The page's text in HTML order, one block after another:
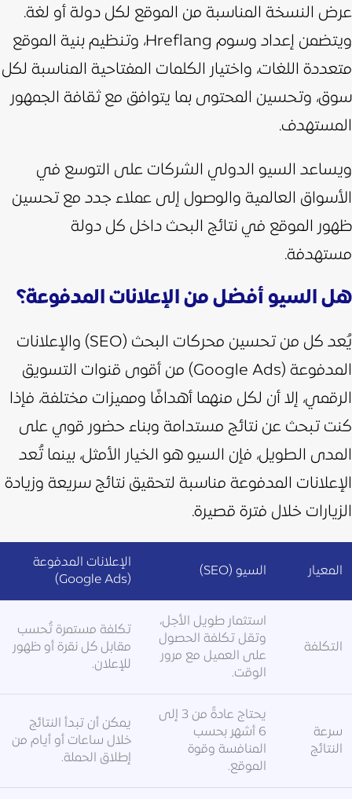
عرض النسخة المناسبة من الموقع لكل دولة أو لغة.
ويتضمن إعداد وسوم Hreflang، وتنظيم بنية الموقع
متعددة اللغات، واختيار الكلمات المفتاحية المناسبة لكل
سوق، وتحسين المحتوى بما يتوافق مع ثقافة الجمهور
المستهدف.
ويساعد السيو الدولي الشركات على التوسع في
الأسواق العالمية والوصول إلى عملاء جدد مع تحسين
ظهور الموقع في نتائج البحث داخل كل دولة
مستهدفة.
هل السيو أفضل من الإعلانات المدفوعة؟
يُعد كل من تحسين محركات البحث (SEO) والإعلانات
المدفوعة (Google Ads) من أقوى قنوات التسويق
الرقمي، إلا أن لكل منهما أهدافًا ومميزات مختلفة، فإذا
كنت تبحث عن نتائج مستدامة وبناء حضور قوي على
المدى الطويل، فإن السيو هو الخيار الأمثل، بينما تُعد
الإعلانات المدفوعة مناسبة لتحقيق نتائج سريعة وزيادة
الزيارات خلال فترة قصيرة.
المعيار السيو (SEO)
الإعلانات المدفوعة
(Google Ads)
التكلفة
استثمار طويل الأجل،
وتقل تكلفة الحصول
على العميل مع مرور
الوقت.
تكلفة مستمرة تُحسب
مقابل كل نقرة أو ظهور
للإعلان.
سرعة
النتائج
يحتاج عادةً من 3 إلى
6 أشهر بحسب
المنافسة وقوة
الموقع.
يمكن أن تبدأ النتائج
خلال ساعات أو أيام من
إطلاق الحملة.